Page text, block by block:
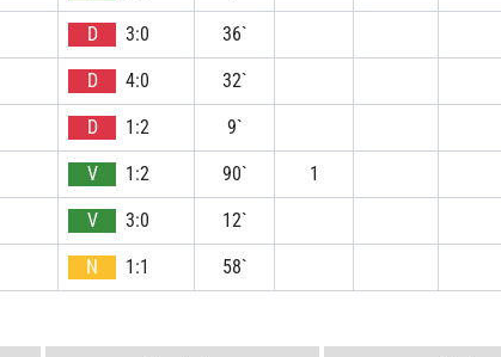
D 3:0 36`
D 4:0 32`
D 1:2 9`
V 1:2 90` 1
V 3:0 12`
N 1:1 58`